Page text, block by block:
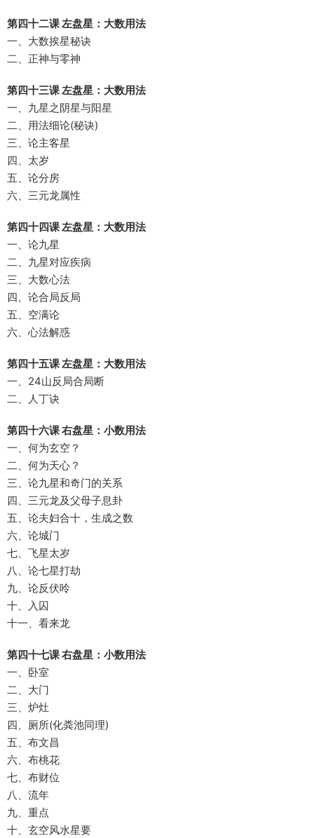
第四十二课 左盘星：大数用法
一、大数挨星秘诀
二、正神与零神
第四十三课 左盘星：大数用法
一、九星之阴星与阳星
二、用法细论(秘诀)
三、论主客星
四、太岁
五、论分房
六、三元龙属性
第四十四课 左盘星：大数用法
一、论九星
二、九星对应疾病
三、大数心法
四、论合局反局
五、空满论
六、心法解惑
第四十五课 左盘星：大数用法
一、24山反局合局断
二、人丁诀
第四十六课 右盘星：小数用法
一、何为玄空？
二、何为天心？
三、论九星和奇门的关系
四、三元龙及父母子息卦
五、论夫妇合十，生成之数
六、论城门
七、飞星太岁
八、论七星打劫
九、论反伏呤
十、入囚
十一、看来龙
第四十七课 右盘星：小数用法
一、卧室
二、大门
三、炉灶
四、厕所(化粪池同理)
五、布文昌
六、布桃花
七、布财位
八、流年
九、重点
十、玄空风水星要